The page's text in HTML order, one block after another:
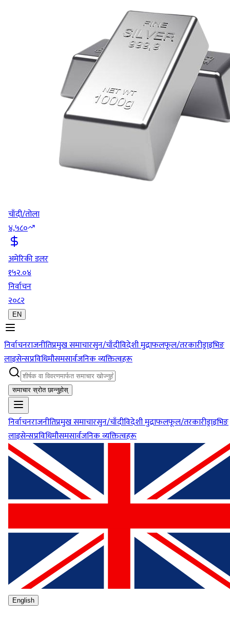
चाँदी/तोला
४,५८०
अमेरिकी डलर
१५२.०४
निर्वाचन
२०८२
EN
निर्वाचनराजनीतिप्रमुख समाचारसुन/चाँदीविदेशी मुद्राफलफूल/तरकारीड्राइभिङ
लाइसेन्सप्रविधिमौसमसार्वजनिक व्यक्तित्वहरू
समाचार स्रोत छान्नुहोस्
निर्वाचनराजनीतिप्रमुख समाचारसुन/चाँदीविदेशी मुद्राफलफूल/तरकारीड्राइभिङ
लाइसेन्सप्रविधिमौसमसार्वजनिक व्यक्तित्वहरू
English